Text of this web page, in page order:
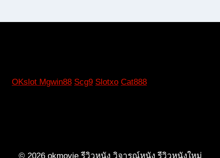
OKslot Mgwin88 Scg9 Slotxo Cat888
© 2026 okmovie รีวิวหนัง วิจารณ์หนัง รีวิวหนังใหม่